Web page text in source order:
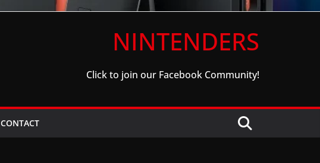
NINTENDERS
Click to join our Facebook Community!
CONTACT